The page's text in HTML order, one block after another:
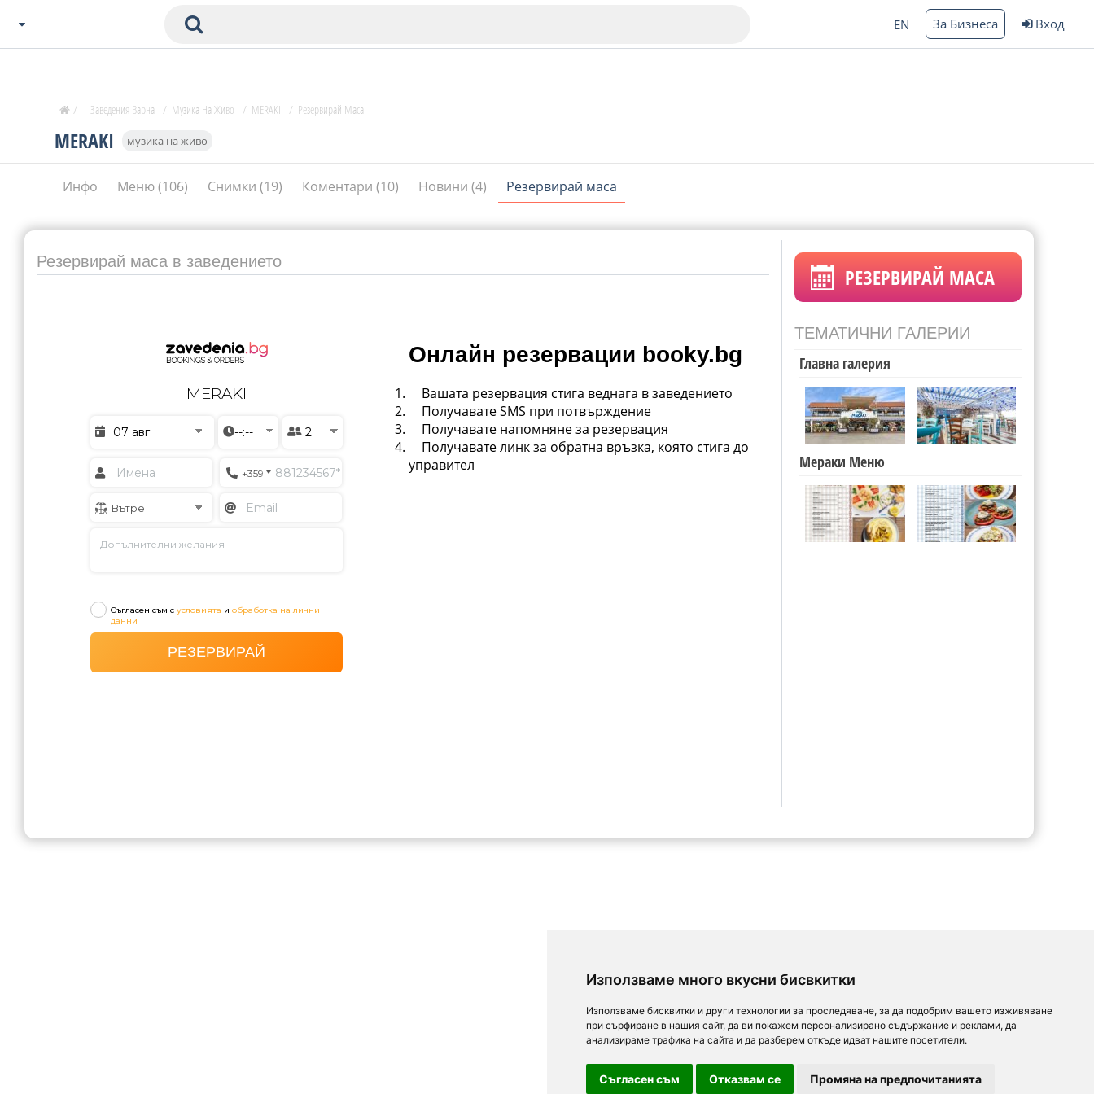
Използваме много вкусни бисвкитки
Използваме бисквитки и други технологии за проследяване, за да подобрим вашето изживяване
при сърфиране в нашия сайт, да ви покажем персонализирано съдържание и реклами, да
анализираме трафика на сайта и да разберем откъде идват нашите посетители.
Съгласен съм Отказвам се Промяна на предпочитанията
Пловдив
Бургас
В. Търново
Банско
СОФИЯ
Пловдив
EN За Бизнеса Вход
MERAKI музика на живо
Инфо Меню (106) Снимки (19) Коментари (10) Новини (4) Резервирай маса
/ Заведения Варна / Музика На Живо / MERAKI / Резервирай Маса
Резервирай маса в заведението
Онлайн резервации booky.bg
Вашата резервация стига веднага в заведението
Получавате SMS при потвърждение
Получавате напомняне за резервация
Получавате линк за обратна връзка, която стига до
управител
РЕЗЕРВИРАЙ МАСА
ТЕМАТИЧНИ ГАЛЕРИИ
Главна галерия
Мераки Меню